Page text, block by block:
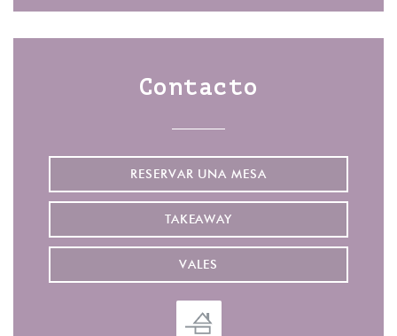
Contacto
RESERVAR UNA MESA
TAKEAWAY
VALES